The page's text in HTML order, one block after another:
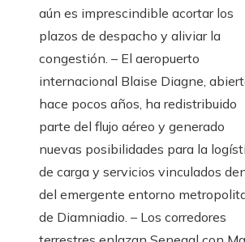
aún es imprescindible acortar los
plazos de despacho y aliviar la
congestión. – El aeropuerto
internacional Blaise Diagne,
hace pocos años, ha redistribuido
parte del flujo aéreo y generado
nuevas posibilidades para la
de carga y servicios vinculados
del emergente entorno
de Diamniadio. – Los corredores